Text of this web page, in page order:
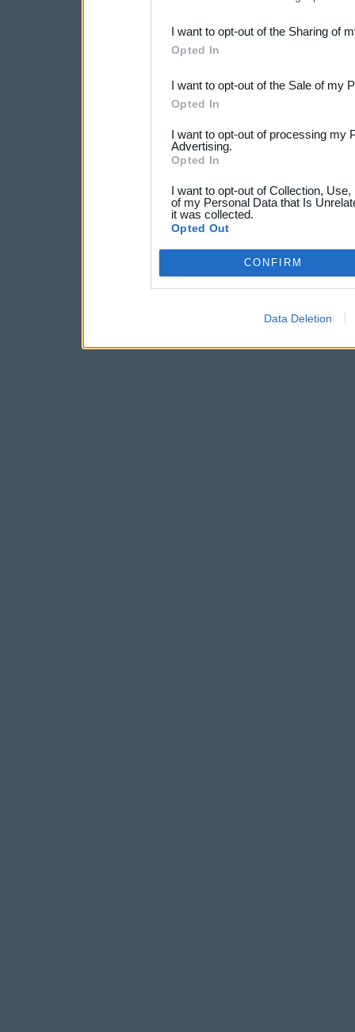
Downstream Participants
third parties.
I want to opt-out of the Sharing of
Opted In
I want to opt-out of the Sale of my
Opted In
I want to opt-out of processing my
Advertising.
Opted In
I want to opt-out of Collection,
of my Personal Data that Is
it was collected.
Opted Out
CONFIRM
Data Deletion